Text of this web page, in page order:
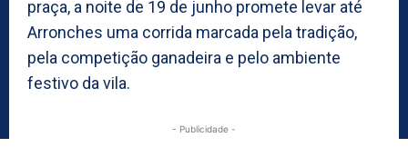
praça, a noite de 19 de junho promete levar até
Arronches uma corrida marcada pela tradição,
pela competição ganadeira e pelo ambiente
festivo da vila.
- Publicidade -